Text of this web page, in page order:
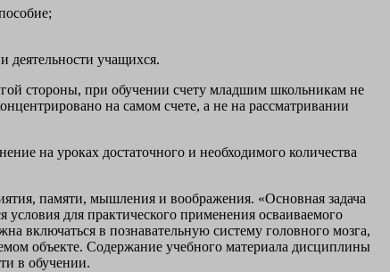
деятельности учащихся.
стороны, при обучении счету младшим школьникам не
на самом счете, а не на рассматривании
на уроках достаточного и необходимого количества
памяти, мышления и воображения. «Основная задача
условия для практического применения осваиваемого
включаться в познавательную систему головного мозга,
объекте. Содержание учебного материала дисциплины
в обучении.